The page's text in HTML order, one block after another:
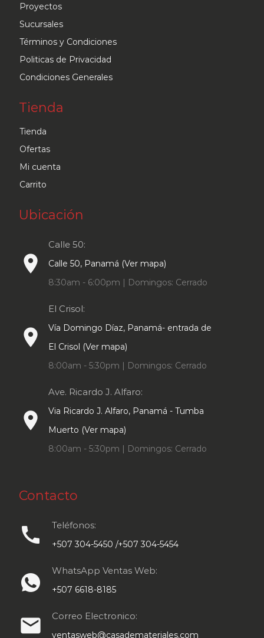
Proyectos
Sucursales
Términos y Condiciones
Politicas de Privacidad
Condiciones Generales
Tienda
Tienda
Ofertas
Mi cuenta
Carrito
Ubicación
place
Calle 50:
Calle 50, Panamá (Ver mapa)
8:30am - 6:00pm | Domingos: Cerrado
place
El Crisol:
Vía Domingo Díaz, Panamá- entrada de
El Crisol (Ver mapa)
8:00am - 5:30pm | Domingos: Cerrado
place
Ave. Ricardo J. Alfaro:
Via Ricardo J. Alfaro, Panamá - Tumba
Muerto (Ver mapa)
8:00am - 5:30pm | Domingos: Cerrado
Contacto
call Teléfonos:
+507 304-5450 /+507 304-5454
WhatsApp Ventas Web:
+507 6618-8185
email Correo Electronico:
ventasweb@casademateriales.com